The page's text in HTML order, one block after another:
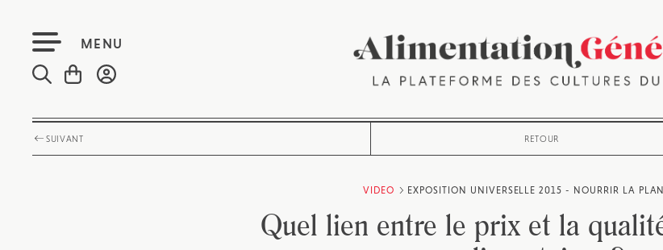
MENU
SUIVANT RETOUR
VIDEO EXPOSITION UNIVERSELLE 2015 - NOURRIR LA
Quel lien entre le prix et la